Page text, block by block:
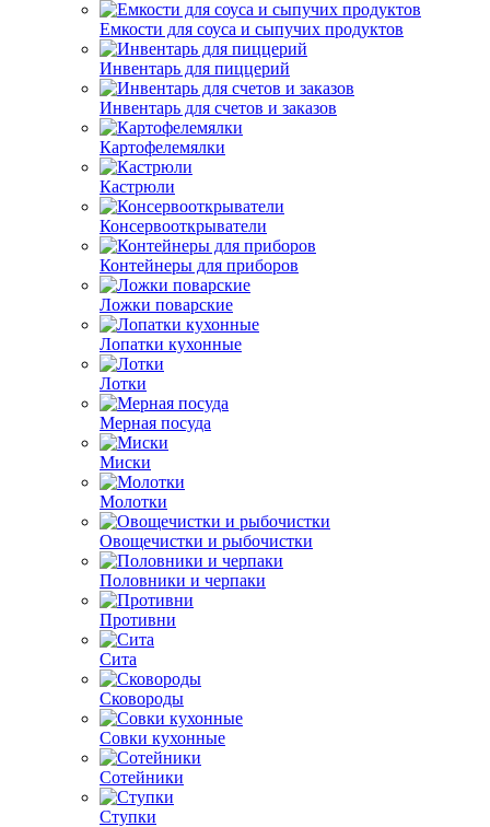
Емкости для соуса и сыпучих продуктов
Инвентарь для пиццерий
Инвентарь для счетов и заказов
Картофелемялки
Кастрюли
Консервооткрыватели
Контейнеры для приборов
Ложки поварские
Лопатки кухонные
Лотки
Мерная посуда
Миски
Молотки
Овощечистки и рыбочистки
Половники и черпаки
Противни
Сита
Сковороды
Совки кухонные
Сотейники
Ступки